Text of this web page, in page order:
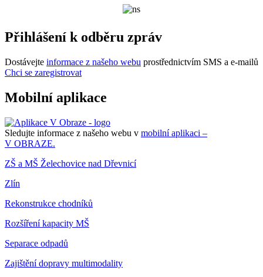
Přihlášení k odběru zpráv
Dostávejte informace z našeho webu prostřednictvím SMS a e-mailů
Chci se zaregistrovat
Mobilní aplikace
Sledujte informace z našeho webu v mobilní aplikaci –
V OBRAZE.
ZŠ a MŠ Želechovice nad Dřevnicí
Zlín
Rekonstrukce chodníků
Rozšíření kapacity MŠ
Separace odpadů
Zajištění dopravy multimodality